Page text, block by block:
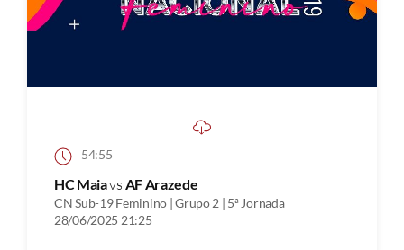
54:55
HC Maiavs AF Arazede
CN Sub-19 Feminino | Grupo 2 | 5ª Jornada
28/06/2025 21:25